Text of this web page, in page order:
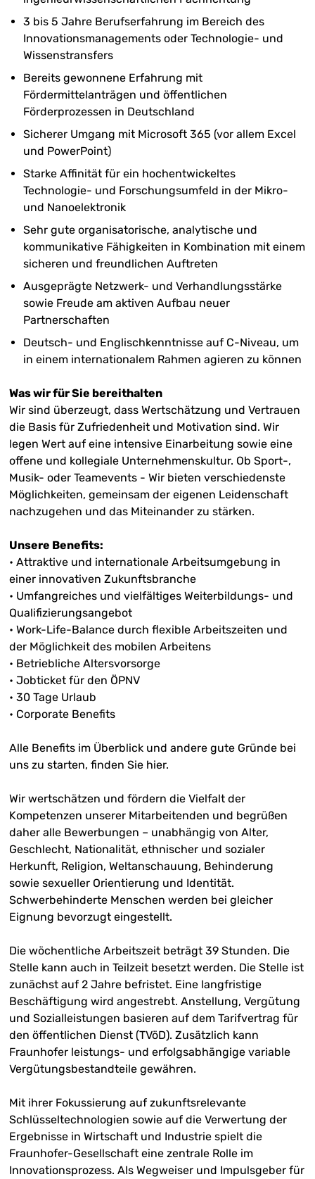
3 bis 5 Jahre Berufserfahrung im Bereich des
Innovationsmanagements oder Technologie- und
Wissenstransfers
Bereits gewonnene Erfahrung mit
Fördermittelanträgen und öffentlichen
Förderprozessen in Deutschland
Sicherer Umgang mit Microsoft 365 (vor allem Excel
und PowerPoint)
Starke Affinität für ein hochentwickeltes
Technologie- und Forschungsumfeld in der Mikro-
und Nanoelektronik
Sehr gute organisatorische, analytische und
kommunikative Fähigkeiten in Kombination mit einem
sicheren und freundlichen Auftreten
Ausgeprägte Netzwerk- und Verhandlungsstärke
sowie Freude am aktiven Aufbau neuer
Partnerschaften
Deutsch- und Englischkenntnisse auf C-Niveau, um
in einem internationalem Rahmen agieren zu können
Was wir für Sie bereithalten
Wir sind überzeugt, dass Wertschätzung und Vertrauen
die Basis für Zufriedenheit und Motivation sind. Wir
legen Wert auf eine intensive Einarbeitung sowie eine
offene und kollegiale Unternehmenskultur. Ob Sport-,
Musik- oder Teamevents - Wir bieten verschiedenste
Möglichkeiten, gemeinsam der eigenen Leidenschaft
nachzugehen und das Miteinander zu stärken.
Unsere Benefits:
• Attraktive und internationale Arbeitsumgebung in
einer innovativen Zukunftsbranche
• Umfangreiches und vielfältiges Weiterbildungs- und
Qualifizierungsangebot
• Work-Life-Balance durch flexible Arbeitszeiten und
der Möglichkeit des mobilen Arbeitens
• Betriebliche Altersvorsorge
• Jobticket für den ÖPNV
• 30 Tage Urlaub
• Corporate Benefits
Alle Benefits im Überblick und andere gute Gründe bei
uns zu starten, finden Sie hier.
Wir wertschätzen und fördern die Vielfalt der
Kompetenzen unserer Mitarbeitenden und begrüßen
daher alle Bewerbungen – unabhängig von Alter,
Geschlecht, Nationalität, ethnischer und sozialer
Herkunft, Religion, Weltanschauung, Behinderung
sowie sexueller Orientierung und Identität.
Schwerbehinderte Menschen werden bei gleicher
Eignung bevorzugt eingestellt.
Die wöchentliche Arbeitszeit beträgt 39 Stunden. Die
Stelle kann auch in Teilzeit besetzt werden. Die Stelle ist
zunächst auf 2 Jahre befristet. Eine langfristige
Beschäftigung wird angestrebt. Anstellung, Vergütung
und Sozialleistungen basieren auf dem Tarifvertrag für
den öffentlichen Dienst (TVöD). Zusätzlich kann
Fraunhofer leistungs- und erfolgsabhängige variable
Vergütungsbestandteile gewähren.
Mit ihrer Fokussierung auf zukunftsrelevante
Schlüsseltechnologien sowie auf die Verwertung der
Ergebnisse in Wirtschaft und Industrie spielt die
Fraunhofer-Gesellschaft eine zentrale Rolle im
Innovationsprozess. Als Wegweiser und Impulsgeber für